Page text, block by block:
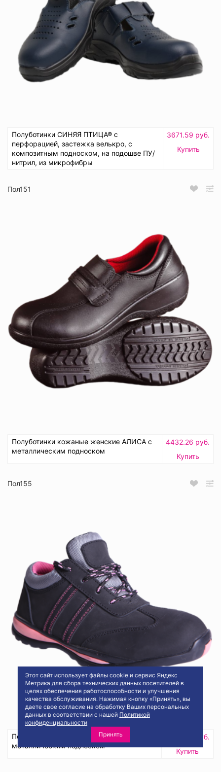
Этот сайт использует файлы cookie и сервис Яндекс
Метрика для сбора технических данных посетителей в
целях обеспечения работоспособности и улучшения
качества обслуживания. Нажимая кнопку «Принять», вы
даете свое согласие на обработку Ваших персональных
данных в соответствии с нашей Политикой
конфиденциальности
Принять
Полуботинки СИНЯЯ ПТИЦА® с
перфорацией, застежка велькро, с
композитным подноском, на подошве ПУ/
нитрил, из микрофибры
3671.59 руб.
Купить
Пол151
Полуботинки кожаные женские АЛИСА с
металлическим подноском
4432.26 руб.
Купить
Пол155
Полуботинки женские БАГИРА с
металлическим подноском
4844.62 руб.
Купить